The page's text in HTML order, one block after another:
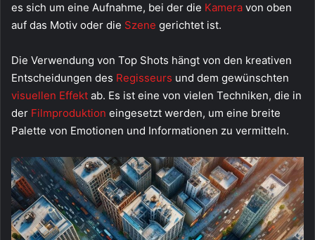
es sich um eine Aufnahme, bei der die Kamera von oben
auf das Motiv oder die Szene gerichtet ist.
Die Verwendung von Top Shots hängt von den kreativen
Entscheidungen des Regisseurs und dem gewünschten
visuellen Effekt ab. Es ist eine von vielen Techniken, die in
der Filmproduktion eingesetzt werden, um eine breite
Palette von Emotionen und Informationen zu vermitteln.